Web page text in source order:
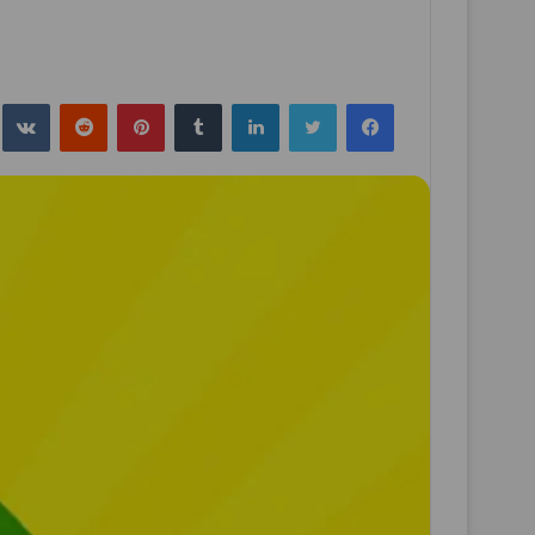
فيسبوك تويتر لينكدإن بينتيريست